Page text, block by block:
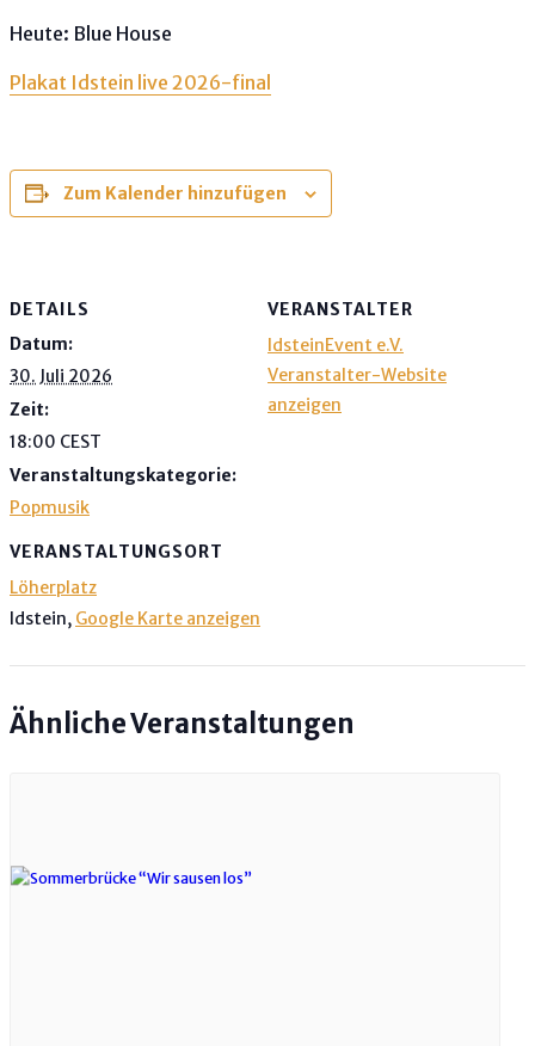
Heute: Blue House
Plakat Idstein live 2026-final
Zum Kalender hinzufügen
DETAILS
Datum:
30. Juli 2026
Zeit:
18:00 CEST
Veranstaltungskategorie:
Popmusik
VERANSTALTUNGSORT
Löherplatz
Idstein, Google Karte anzeigen
VERANSTALTER
IdsteinEvent e.V.
Veranstalter-Website
anzeigen
Ähnliche Veranstaltungen